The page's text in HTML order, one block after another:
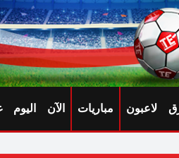
لاعبون مباريات الآن اليوم